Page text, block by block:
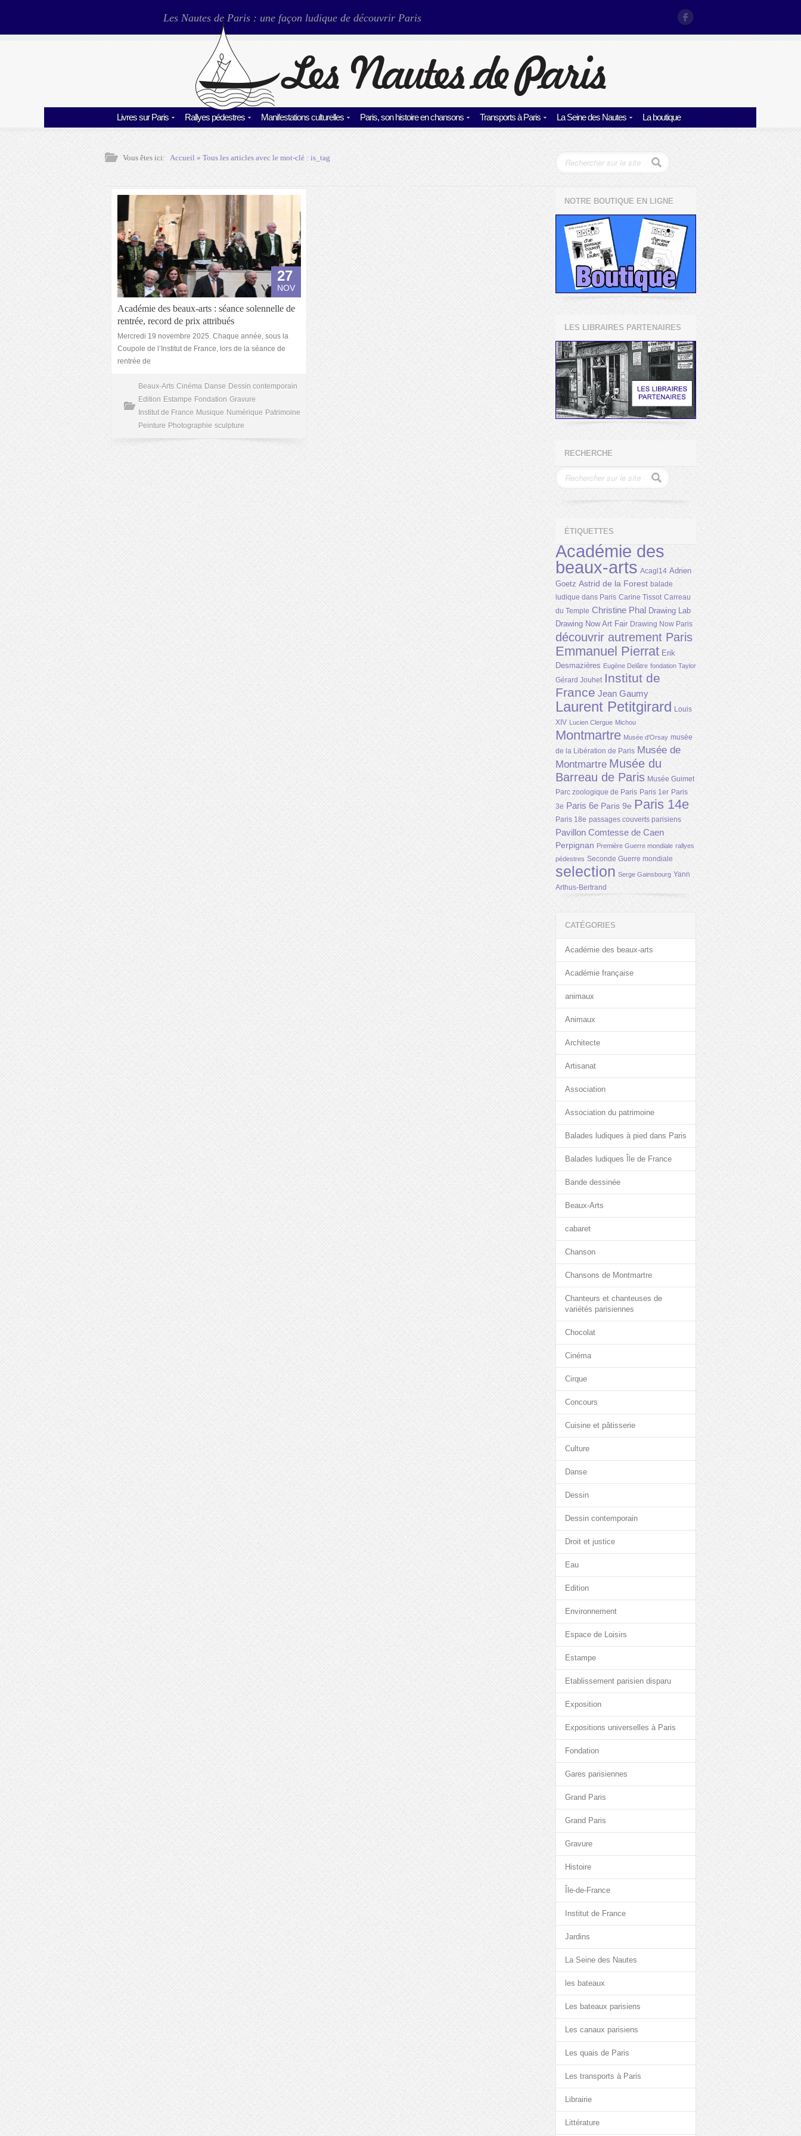
Les Nautes de Paris : une façon ludique de découvrir Paris
Livres sur Paris Rallyes pédestres Manifestations culturelles Paris, son histoire en chansons Transports à Paris La Seine des Nautes La boutique
Vous êtes ici: Accueil» Tous les articles avec le mot-clé :is_tag
27
NOV
Académie des beaux-arts : séance solennelle de
rentrée, record de prix attribués
Mercredi 19 novembre 2025. Chaque année, sous la
Coupole de l’Institut de France, lors de la séance de
rentrée de
Beaux-Arts Cinéma Danse Dessin contemporain
Edition Estampe Fondation Gravure
Institut de France Musique Numérique Patrimoine
Peinture Photographie sculpture
NOTRE BOUTIQUE EN LIGNE
LES LIBRAIRES PARTENAIRES
RECHERCHE
ÉTIQUETTES
Académie des
beaux-arts Acagl14 Adrien
Goetz Astrid de la Forest balade
ludique dans Paris Carine Tissot Carreau
du Temple Christine Phal Drawing Lab
Drawing Now Art Fair Drawing Now Paris
découvrir autrement Paris
Emmanuel Pierrat Erik
Desmazières Eugène Delâtre fondation Taylor
Gérard Jouhet Institut de
France Jean Gaumy
Laurent Petitgirard Louis
XIV Lucien Clergue Michou
Montmartre Musée d'Orsay musée
de la Libération de Paris Musée de
Montmartre Musée du
Barreau de Paris Musée Guimet
Parc zoologique de Paris Paris 1er Paris
3e Paris 6e Paris 9e Paris 14e
Paris 18e passages couverts parisiens
Pavillon Comtesse de Caen
Perpignan Première Guerre mondiale rallyes
pédestres Seconde Guerre mondiale
selection Serge Gainsbourg Yann
Arthus-Bertrand
CATÉGORIES
Académie des beaux-arts
Académie française
animaux
Animaux
Architecte
Artisanat
Association
Association du patrimoine
Balades ludiques à pied dans Paris
Balades ludiques Île de France
Bande dessinée
Beaux-Arts
cabaret
Chanson
Chansons de Montmartre
Chanteurs et chanteuses de
variétés parisiennes
Chocolat
Cinéma
Cirque
Concours
Cuisine et pâtisserie
Culture
Danse
Dessin
Dessin contemporain
Droit et justice
Eau
Edition
Environnement
Espace de Loisirs
Estampe
Etablissement parisien disparu
Exposition
Expositions universelles à Paris
Fondation
Gares parisiennes
Grand Paris
Grand Paris
Gravure
Histoire
Île-de-France
Institut de France
Jardins
La Seine des Nautes
les bateaux
Les bateaux parisiens
Les canaux parisiens
Les quais de Paris
Les transports à Paris
Librairie
Littérature